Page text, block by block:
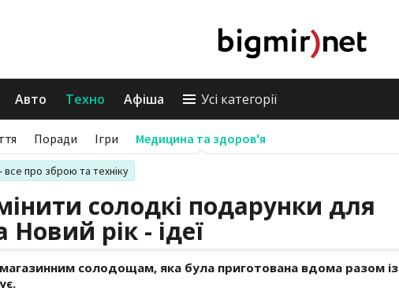
Авто Техно Афіша Усі категорії
Поради Ігри Медицина та здоров'я
про зброю та техніку
солодкі подарунки для
Новий рік - ідеї
солодощам, яка була приготована вдома разом із